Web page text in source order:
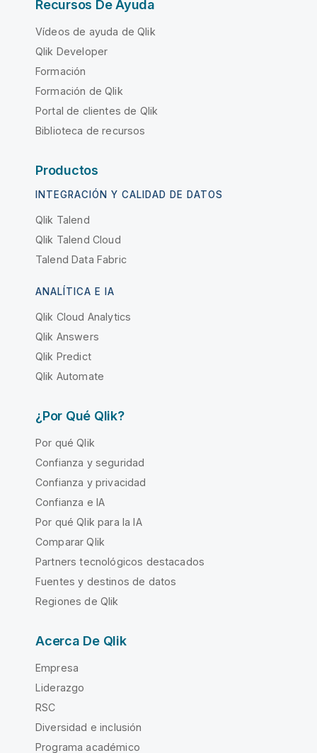
Recursos De Ayuda
Vídeos de ayuda de Qlik
Qlik Developer
Formación
Formación de Qlik
Portal de clientes de Qlik
Biblioteca de recursos
Productos
INTEGRACIÓN Y CALIDAD DE DATOS
Qlik Talend
Qlik Talend Cloud
Talend Data Fabric
ANALÍTICA E IA
Qlik Cloud Analytics
Qlik Answers
Qlik Predict
Qlik Automate
¿Por Qué Qlik?
Por qué Qlik
Confianza y seguridad
Confianza y privacidad
Confianza e IA
Por qué Qlik para la IA
Comparar Qlik
Partners tecnológicos destacados
Fuentes y destinos de datos
Regiones de Qlik
Acerca De Qlik
Empresa
Liderazgo
RSC
Diversidad e inclusión
Programa académico